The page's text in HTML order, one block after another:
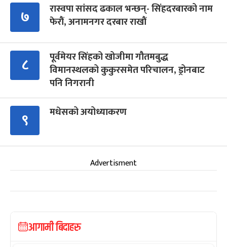
७
रास्वपा सांसद ढकाल भन्छन्- सिंहदरबारको नाम
फेरौं, अनामनगर दरबार राखौं
८
पूर्वमेयर सिंहको खोजीमा गौतमबुद्ध
विमानस्थलको कुकुरसमेत परिचालन, ड्रोनबाट
पनि निगरानी
९ मधेसको अयोध्याकरण
Advertisment
आगामी बिदाहरु